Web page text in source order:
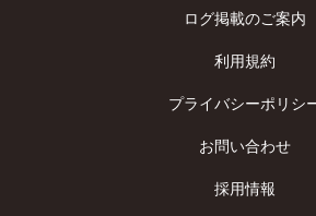
ログ掲載のご案内
利用規約
プライバシーポリシ
お問い合わせ
採用情報